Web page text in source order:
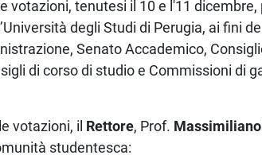
votazioni, tenutesi il 10 e l'11
degli Studi di Perugia, ai fini
Senato Accademico,
di corso di studio e Commissioni di
votazioni, il Rettore, Prof.
studentesca: